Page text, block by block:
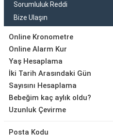
Sorumluluk Reddi
Bize Ulaşın
Online Kronometre
Online Alarm Kur
Yaş Hesaplama
İki Tarih Arasındaki Gün
Sayısını Hesaplama
Bebeğim kaç aylık oldu?
Uzunluk Çevirme
Posta Kodu